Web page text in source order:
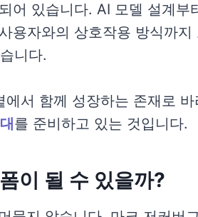
어 있습니다. AI 모델 설계부
용자와의 상호작용 방식까지
니다.
서 함께 성장하는 존재로 바
를 준비하고 있는 것입니다.
이 될 수 있을까?